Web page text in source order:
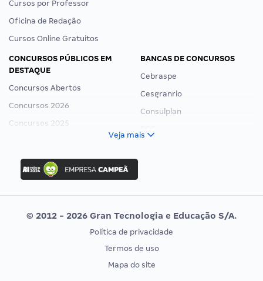
Cursos por Professor
Oficina de Redação
Cursos Online Gratuitos
CONCURSOS PÚBLICOS EM
DESTAQUE
Concursos Abertos
Concursos 2026
Concursos 2025
Concurso Ibama
Concurso MPU
Editais publicados
BANCAS DE CONCURSOS
Cebraspe
Cesgranrio
Consulplan
Vunesp
CONCURSOS POR PROFISSÃO
EXAME DE ORDEM
Veja mais
© 2012 - 2026 Gran Tecnologia e Educação S/A.
Política de privacidade
Termos de uso
Mapa do site